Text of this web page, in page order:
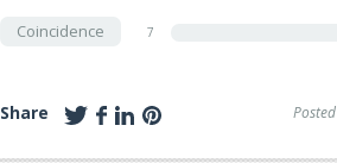
Coincidence 7
Share